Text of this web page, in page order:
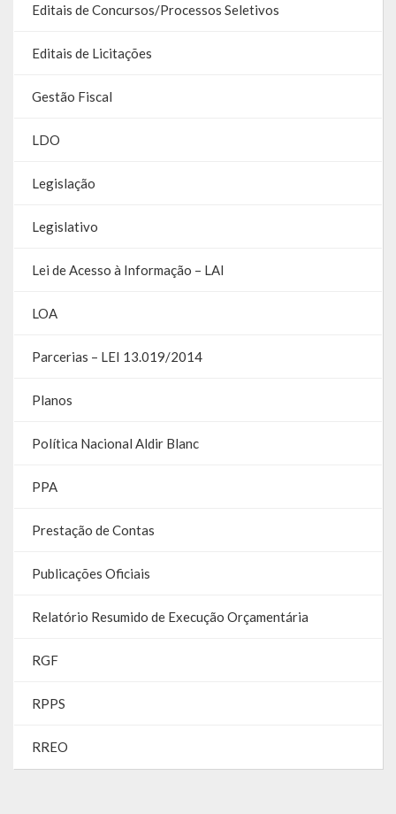
Lei de Acesso à Informação – LAI
Acesso a Informação – SIC
Relatório Anual de Solicitações – SIC
Servidor
Gestão Interna – GOVBR (Sistema)
Gestão Saúde – GOVBR
Gestão Educação – Educar Web
Editais de Concursos/Processos Seletivos
Editais de Licitações
Gestão Fiscal
LDO
Legislação
Legislativo
Lei de Acesso à Informação – LAI
LOA
Parcerias – LEI 13.019/2014
Planos
Política Nacional Aldir Blanc
PPA
Prestação de Contas
Publicações Oficiais
Relatório Resumido de Execução Orçamentária
RGF
RPPS
RREO